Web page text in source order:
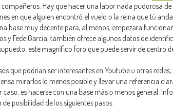
Hay que hacer una labor nada pudorosa
en que alguien encontró el vuelo o la reina que tú
base muy decente para, al menos, empezara
y Fede García, también ofrece algunos datos de
este magnífico foro que puede servir de centro
que podrían ser interesantes en Youtube u otras
mirarlos lo menos posible y llevar una referencia
es hacerse con una base más o menos general.
posibilidad de los siguientes pasos.